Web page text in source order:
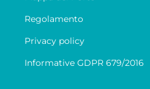
Regolamento
Privacy policy
Informative GDPR 679/2016